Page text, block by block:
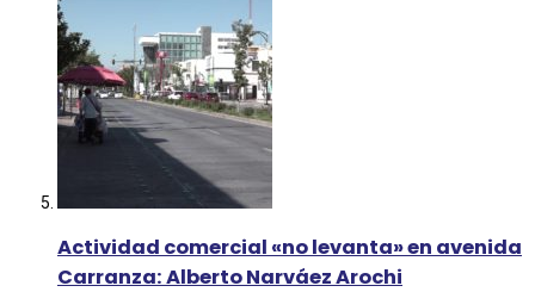
Actividad comercial «no levanta» en avenida
Carranza: Alberto Narváez Arochi